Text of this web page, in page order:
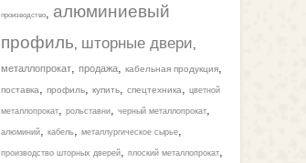
производство, алюминиевый
профиль шторные двери
металлопрокат, продажа, кабельная продукция,
поставка профиль, купить, спецтехника
цветной
металлопрокат, рольставни, черный металлопрокат,
алюминий, кабель, металлургическое сырье,
производство шторных дверей, плоский металлопрокат,